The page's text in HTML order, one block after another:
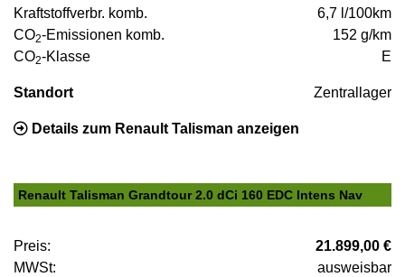
Kraftstoffverbr. komb.
6,7 l/100km
CO2-Emissionen komb.
152 g/km
CO2-Klasse E
Standort Zentrallager
Details zum Renault Talisman anzeigen
Renault Talisman Grandtour 2.0 dCi 160 EDC Intens Nav
Preis:
21.899,00 €
MWSt:
ausweisbar